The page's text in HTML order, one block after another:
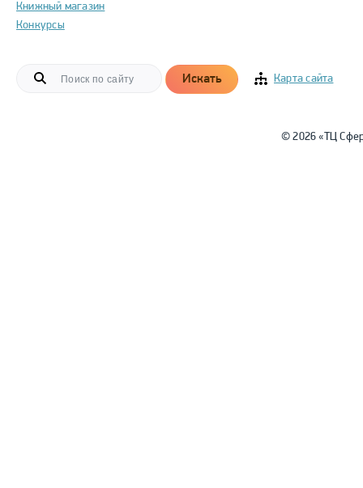
Книжный магазин
Конкурсы
Искать Карта сайта
© 2026 «ТЦ